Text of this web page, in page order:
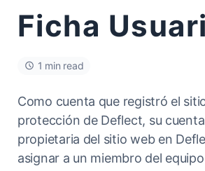
Ficha
1 min read
Como cuenta que registró el
protección de Deflect, su
propietaria del sitio web en
asignar a un miembro del